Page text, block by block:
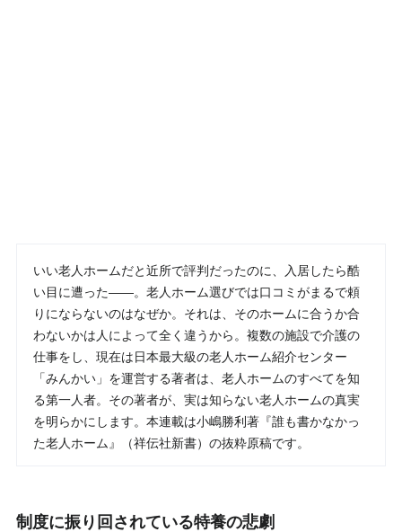
いい老人ホームだと近所で評判だったのに、入居したら酷
い目に遭った――。老人ホーム選びでは口コミがまるで頼
りにならないのはなぜか。それは、そのホームに合うか合
わないかは人によって全く違うから。複数の施設で介護の
仕事をし、現在は日本最大級の老人ホーム紹介センター
「みんかい」を運営する著者は、老人ホームのすべてを知
る第一人者。その著者が、実は知らない老人ホームの真実
を明らかにします。本連載は小嶋勝利著『誰も書かなかっ
た老人ホーム』（祥伝社新書）の抜粋原稿です。
制度に振り回されている特養の悲劇